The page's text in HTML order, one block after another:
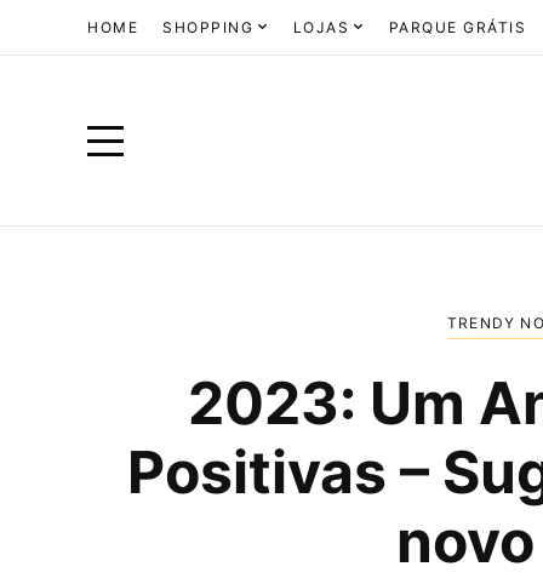
HOME SHOPPING LOJAS PARQUE GRÁTIS
TRENDY
2023: Um
Positivas –